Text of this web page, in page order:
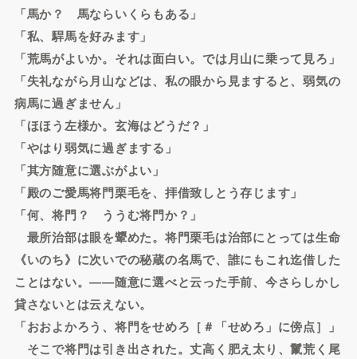
「馬か？ 馬ならいくらもある」
「私、駻馬を好みます」
「荒馬がよいか。それは面白い。では月山に乗って見ろ」
「失礼ながら月山などは、私の眼から見ますると、弱気の
病馬に過ぎません」
「ほほう左様か。玄海はどうだ？」
「やはり弱気に過ぎまする」
「其方随意に選ぶがよい」
「殿のご愛馬将門栗毛を、拝借致しとう存じます」
「何、将門？ ううむ将門か？」
最所治部は眼を顰めた。将門栗毛は治部にとっては生命
《いのち》に次いでの秘蔵の名馬で、誰にもこれ迄借した
ことはない。――随意に選べと云った手前、今さらしかし
貸さないとは云えない。
「おおよかろう、将門をせめろ［＃「せめろ」に傍点］」
そこで将門は引き出された。丈高く肥え太り、鬣荒く尾